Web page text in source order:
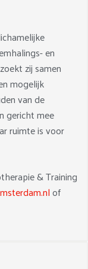
en
zij samen
mogelijk
van de
gericht mee
ruimte is voor
& Training
of